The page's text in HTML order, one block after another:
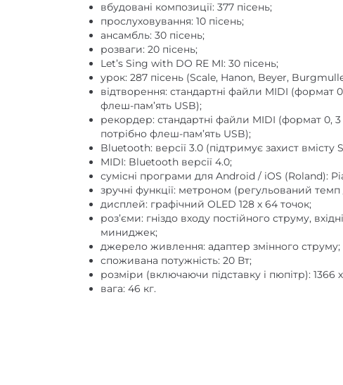
вбудовані композиції: 377 пісень;
прослуховування: 10 пісень;
ансамбль: 30 пісень;
розваги: ​​20 пісень;
Let’s Sing with DO RE MI: 30 пісень;
урок: 287 пісень (Scale, Hanon, Beyer,
відтворення: стандартні файли MIDI (формат
флеш-пам’ять USB);
рекордер: стандартні файли MIDI (формат 0, 3
потрібно флеш-пам’ять USB);
Bluetooth: версії 3.0 (підтримує захист вмісту
MIDI: Bluetooth версії 4.0;
сумісні програми для Android / iOS (Roland):
зручні функції: метроном (регульований
дисплей: графічний OLED 128 x 64 точок;
роз’єми: гніздо входу постійного струму,
миниджек;
джерело живлення: адаптер змінного струму;
споживана потужність: 20 Вт;
розміри (включаючи підставку і пюпітр): 1366
вага: 46 кг.